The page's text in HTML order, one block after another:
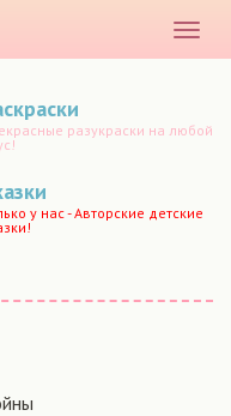
меню
разукраски на любой
у нас - Авторские детские